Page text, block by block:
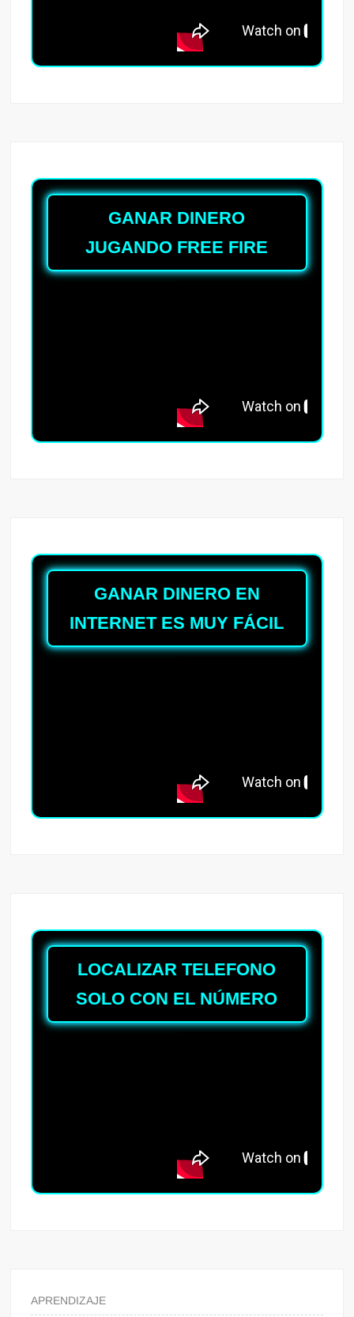
GANAR DINERO
JUGANDO FREE FIRE
GANAR DINERO EN
INTERNET ES MUY FÁCIL
LOCALIZAR TELEFONO
SOLO CON EL NÚMERO
APRENDIZAJE